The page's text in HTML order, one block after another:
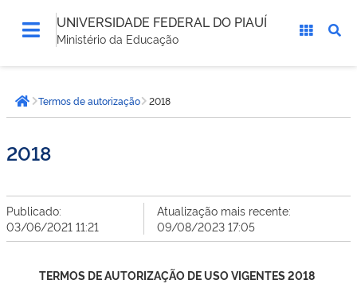
UNIVERSIDADE FEDERAL DO PIAUÍ
Ministério da Educação
está
aqui:Página inicial
Termos de autorização 2018
2018
Publicado:
03/06/2021 11:21
Atualização mais recente:
09/08/2023 17:05
TERMOS DE AUTORIZAÇÃO DE USO VIGENTES 2018